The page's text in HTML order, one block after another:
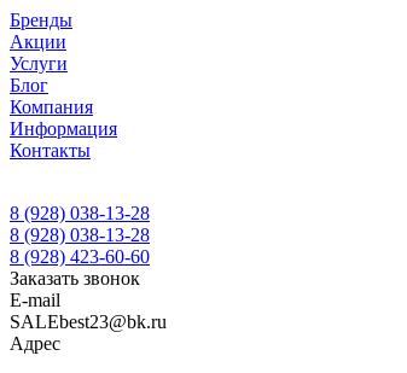
Бренды
Акции
Услуги
Блог
Компания
Информация
Контакты
8 (928) 038-13-28
8 (928) 038-13-28
8 (928) 423-60-60
Заказать звонок
E-mail
SALEbest23@bk.ru
Адрес